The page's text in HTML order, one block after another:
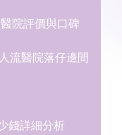
院評價與口碑
流醫院落仔邊間
錢詳細分析